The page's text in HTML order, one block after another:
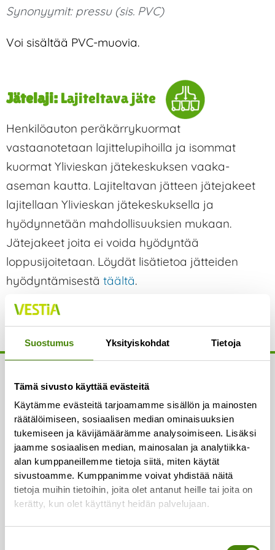
Suostumus Yksityiskohdat Tietoja
Tämä sivusto käyttää evästeitä
Käytämme evästeitä tarjoamamme sisällön ja mainosten
räätälöimiseen, sosiaalisen median ominaisuuksien
tukemiseen ja kävijämäärämme analysoimiseen. Lisäksi
jaamme sosiaalisen median, mainosalan ja analytiikka-
alan kumppaneillemme tietoja siitä, miten käytät
sivustoamme. Kumppanimme voivat yhdistää näitä
tietoja muihin tietoihin, joita olet antanut heille tai joita on
kerätty, kun olet käyttänyt heidän palvelujaan.
Synonyymit: pressu (sis. PVC)
Voi sisältää PVC-muovia.
Jätelaji: Lajiteltava jäte
Henkilöauton peräkärrykuormat
vastaanotetaan lajittelupihoilla ja isommat
kuormat Ylivieskan jätekeskuksen vaaka-
aseman kautta. Lajiteltavan jätteen jätejakeet
lajitellaan Ylivieskan jätekeskuksella ja
hyödynnetään mahdollisuuksien mukaan.
Jätejakeet joita ei voida hyödyntää
loppusijoitetaan. Löydät lisätietoa jätteiden
hyödyntämisestä täältä.
Yhteystiedot
Asiakaspalvelu:
Puh.(08) 410 8700
Laskutus:
Puh. (08) 410 8750
Lajittelupihojen valvomo:
Puh.050 329 9617